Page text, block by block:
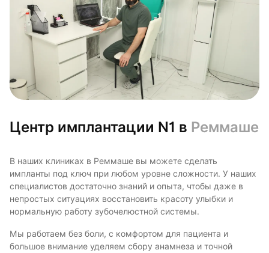
Центр имплантации N1 в Реммаше
В наших клиниках в Реммаше вы можете сделать
импланты под ключ при любом уровне сложности. У наших
специалистов достаточно знаний и опыта, чтобы даже в
непростых ситуациях восстановить красоту улыбки и
нормальную работу зубочелюстной системы.
Мы работаем без боли, с комфортом для пациента и
большое внимание уделяем сбору анамнеза и точной